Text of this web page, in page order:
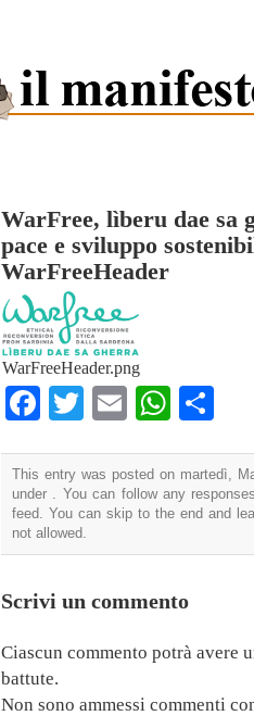
WarFree, lìberu dae sa
pace e sviluppo
WarFreeHeader
WarFreeHeader.png
Facebook
TwitterEmail
This entry was posted on martedì,
under . You can follow any
feed. You can skip to the end and
not allowed.
Scrivi un commento
Ciascun commento potrà avere
battute.
Non sono ammessi commenti